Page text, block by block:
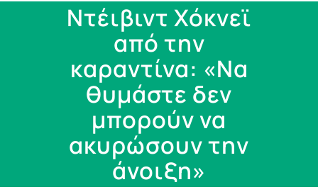
Ντέιβιντ Χόκνεϊ
από την
καραντίνα: «Να
θυμάστε δεν
μπορούν να
ακυρώσουν την
άνοιξη»